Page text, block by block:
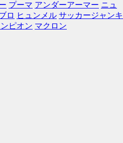
プーマ アンダーアーマー ニュ
ロ ヒュンメル サッカージャンキ
ピオン マクロン